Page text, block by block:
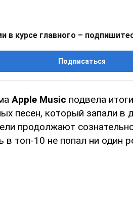
в курсе главного –
Подписаться
Apple Music подвела
песен, который запали в
продолжают
в топ-10 не попал ни один